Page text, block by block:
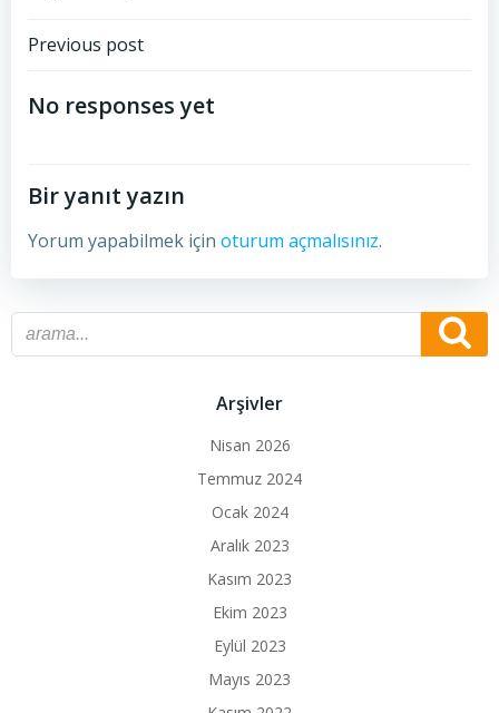
Post
navigation
Previous post
No responses yet
Bir yanıt yazın
Yorum yapabilmek için oturum açmalısınız.
Arşivler
Nisan 2026
Temmuz 2024
Ocak 2024
Aralık 2023
Kasım 2023
Ekim 2023
Eylül 2023
Mayıs 2023